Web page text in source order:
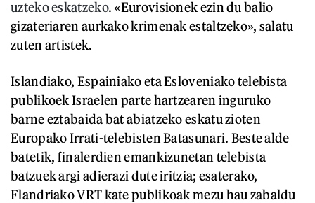
uzteko eskatzeko. «Eurovisionek ezin du balio
gizateriaren aurkako krimenak estaltzeko», salatu
zuten artistek.
Islandiako, Espainiako eta Esloveniako telebista
publikoek Israelen parte hartzearen inguruko
barne eztabaida bat abiatzeko eskatu zioten
Europako Irrati-telebisten Batasunari. Beste alde
batetik, finalerdien emankizunetan telebista
batzuek argi adierazi dute iritzia; esaterako,
Flandriako VRT kate publikoak mezu hau zabaldu